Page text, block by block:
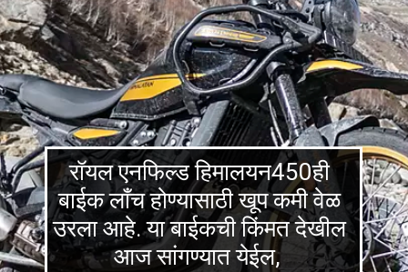
रॉयल एनफिल्ड हिमालयन450ही
बाईक लाँच होण्यासाठी खूप कमी वेळ
उरला आहे. या बाईकची किंमत देखील
आज सांगण्यात येईल,